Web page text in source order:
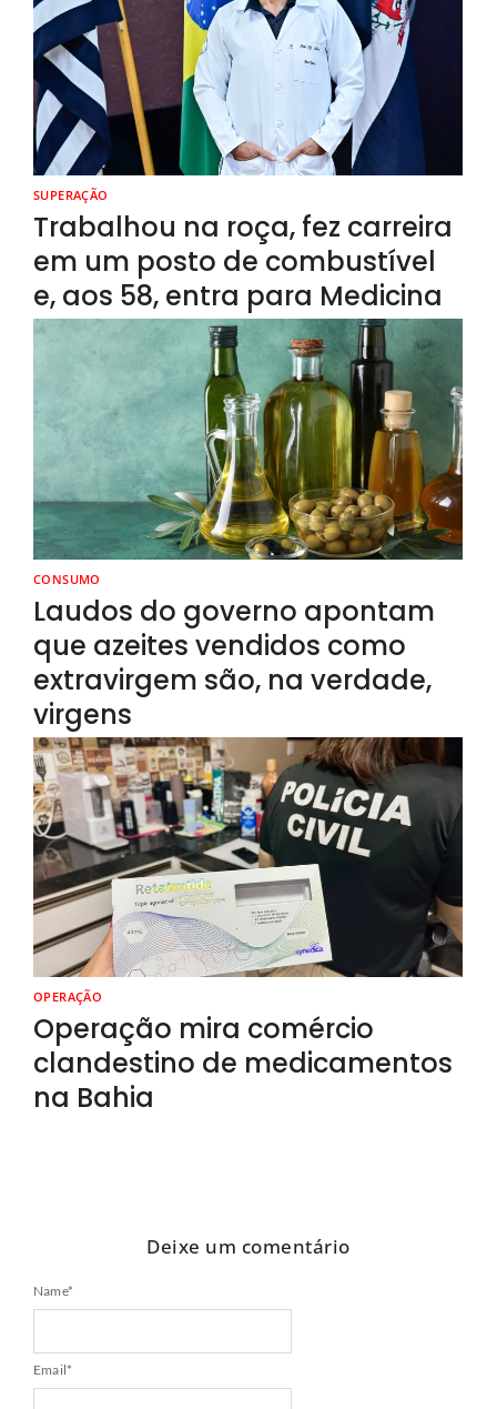
SUPERAÇÃO
Trabalhou na roça, fez carreira
em um posto de combustível
e, aos 58, entra para Medicina
CONSUMO
Laudos do governo apontam
que azeites vendidos como
extravirgem são, na verdade,
virgens
OPERAÇÃO
Operação mira comércio
clandestino de medicamentos
na Bahia
Deixe um comentário
Name*
Email*